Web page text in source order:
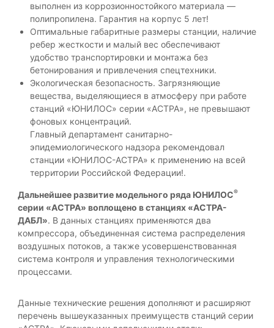
т
т
е
д
ж
а
Г
а
р
н
т
я
к
ч
е
с
т
в
а
,
ч
а
выполнен из коррозионностойкого материала —
полипропилена. Гарантия на корпус 5 лет!
Оптимальные габаритные размеры станции, наличие
ребер жесткости и малый вес обеспечивают
удобство транспортировки и монтажа без
бетонирования и привлечения спецтехники.
Экологическая безопасность. Загрязняющие
вещества, выделяющиеся в атмосферу при работе
станций «ЮНИЛОС» серии «АСТРА», не превышают
фоновых концентраций.
Главный департамент санитарно-
эпидемиологического надзора рекомендовал
станции «ЮНИЛОС-АСТРА» к применению на всей
территории Российской Федерации!.
Дальнейшее развитие модельного ряда ЮНИЛОС®
серии «АСТРА» воплощено в станциях «АСТРА-
ДАБЛ». В данных станциях применяются два
компрессора, объединенная система распределения
воздушных потоков, а также усовершенствованная
система контроля и управления технологическими
процессами.
Данные технические решения дополняют и расширяют
перечень вышеуказанных преимуществ станций серии